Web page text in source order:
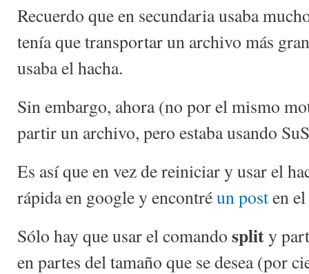
Recuerdo que en secundaria usaba
tenía que transportar un archivo más
usaba el hacha.
Sin embargo, ahora (no por el mismo
partir un archivo, pero estaba usando
Es así que en vez de reiniciar y usar el
rápida en google y encontréun posten
Sólo hay que usar el comando splity
en partes del tamaño que se desea (por